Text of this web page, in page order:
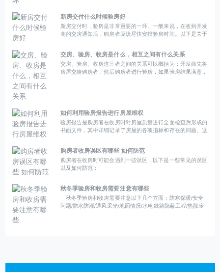
新房交付什么时候验房好
新房交付时，验房是非常重要的一环。一般来说，在收到开发
商的交房通知后，购房者应该尽快安排验房时间。以下是关于
交房、验房、收房是什么，相互之间有什么关系
交房、验房、收房这三者之间的关系可以概括为：开发商先将
房屋交给购房者，然后购房者进行验房，如果验房结果满意，
如何利用验房报告进行房屋维权
验房报告是购房者在收房时对房屋质量进行全面检查后形成的
书面文件，其中详细记录了房屋的各项指标和存在的问题。这
购房者收房误区有哪些 如何防范
购房者在收房时可能会遇到一些误区，以下是一些常见的误区
以及如何防范：
秋冬季验房和收房需要注意有哪些
秋冬季验房和收房需要注意以下几个方面：防寒保暖/安全
问题/防水防潮/通风采光/地面情况/水电线路隐蔽工程/热胀冷